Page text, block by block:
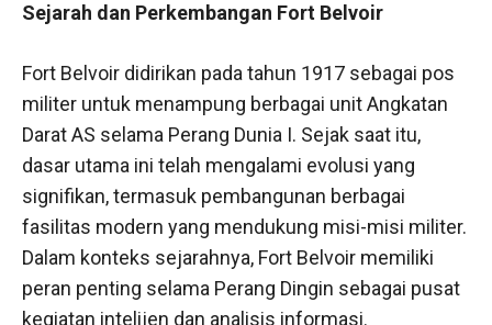
Sejarah dan Perkembangan Fort Belvoir
Fort Belvoir didirikan pada tahun 1917 sebagai pos
militer untuk menampung berbagai unit Angkatan
Darat AS selama Perang Dunia I. Sejak saat itu,
dasar utama ini telah mengalami evolusi yang
signifikan, termasuk pembangunan berbagai
fasilitas modern yang mendukung misi-misi militer.
Dalam konteks sejarahnya, Fort Belvoir memiliki
peran penting selama Perang Dingin sebagai pusat
kegiatan intelijen dan analisis informasi.